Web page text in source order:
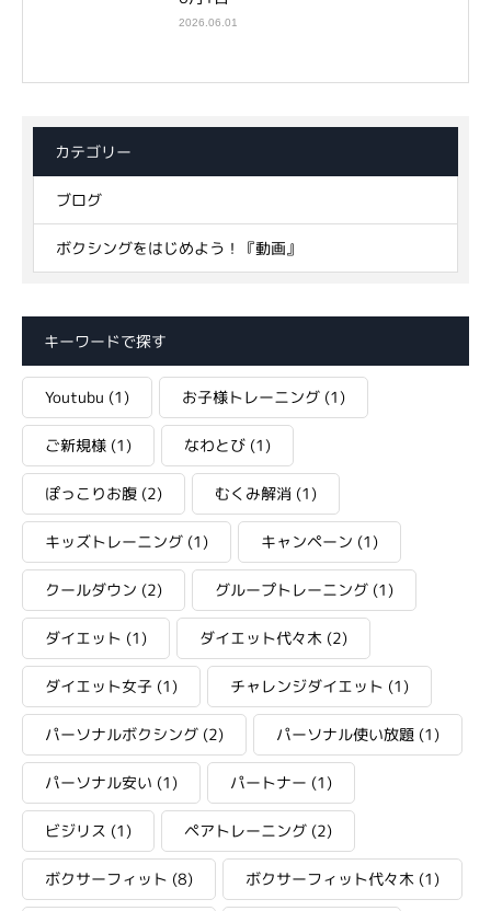
2026.06.01
カテゴリー
ブログ
ボクシングをはじめよう！『動画』
キーワードで探す
Youtubu (1) お子様トレーニング (1)
ご新規様 (1) なわとび (1)
ぽっこりお腹 (2) むくみ解消 (1)
キッズトレーニング (1) キャンペーン (1)
クールダウン (2) グループトレーニング (1)
ダイエット (1) ダイエット代々木 (2)
ダイエット女子 (1) チャレンジダイエット (1)
パーソナルボクシング (2) パーソナル使い放題 (1)
パーソナル安い (1) パートナー (1)
ビジリス (1) ペアトレーニング (2)
ボクサーフィット (8) ボクサーフィット代々木 (1)